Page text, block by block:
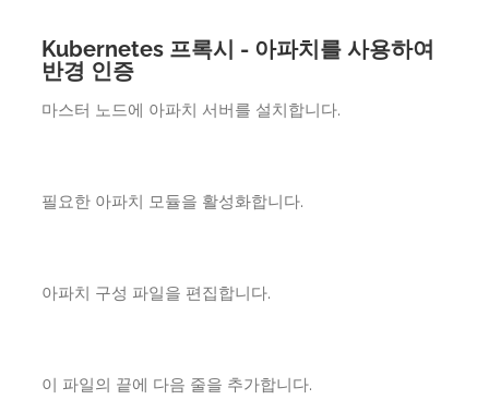
Kubernetes 프록시 - 아파치를 사용하여
반경 인증
마스터 노드에 아파치 서버를 설치합니다.
필요한 아파치 모듈을 활성화합니다.
아파치 구성 파일을 편집합니다.
이 파일의 끝에 다음 줄을 추가합니다.